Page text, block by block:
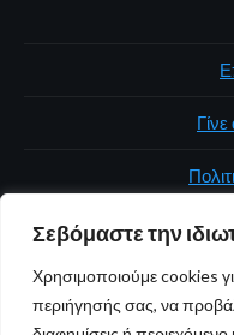
Σεβόμαστε την
Χρησιμοποιούμε cookies
περιήγησής σας, να
ΑΡΧΙΚΉ ΠΟΛΙΤΙΚΉ